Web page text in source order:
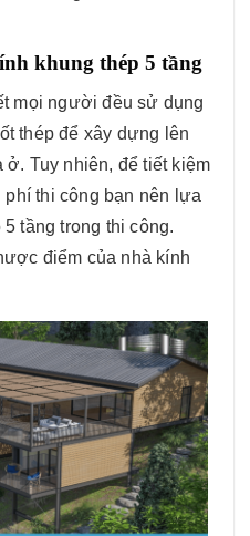
khung thép 5 tầng
mọi người đều sử dụng
thép để xây dựng lên
Tuy nhiên, để tiết kiệm
thi công bạn nên lựa
tầng trong thi công.
điểm của nhà kính